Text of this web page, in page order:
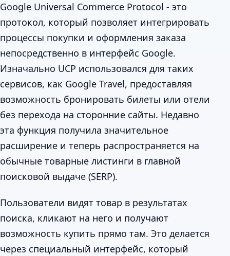
Google Universal Commerce Protocol - это
протокол, который позволяет интегрировать
процессы покупки и оформления заказа
непосредственно в интерфейс Google.
Изначально UCP использовался для таких
сервисов, как Google Travel, предоставляя
возможность бронировать билеты или отели
без перехода на сторонние сайты. Недавно
эта функция получила значительное
расширение и теперь распространяется на
обычные товарные листинги в главной
поисковой выдаче (SERP).
Пользователи видят товар в результатах
поиска, кликают на него и получают
возможность купить прямо там. Это делается
через специальный интерфейс, который